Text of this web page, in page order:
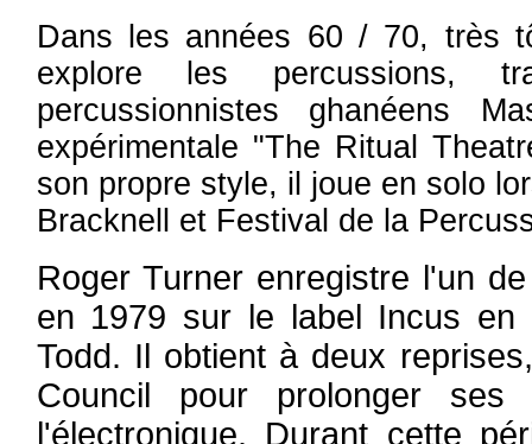
Dans les années 60 / 70, très
explore les percussions,
percussionnistes ghanéens
expérimentale "The Ritual
son propre style, il joue en solo
Bracknell et Festival de la
Roger Turner enregistre l'un
en 1979 sur le label Incus en
Todd. Il obtient à deux
Council pour prolonger
l'électronique. Durant cette